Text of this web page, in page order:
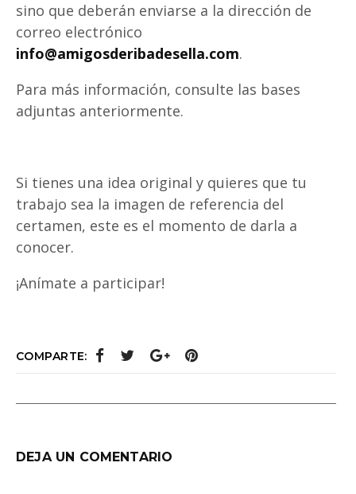
sino que deberán enviarse a la dirección de
correo electrónico
info@amigosderibadesella.com.
Para más información, consulte las bases
adjuntas anteriormente.
Si tienes una idea original y quieres que tu
trabajo sea la imagen de referencia del
certamen, este es el momento de darla a
conocer.
¡Anímate a participar!
COMPARTE:
DEJA UN COMENTARIO